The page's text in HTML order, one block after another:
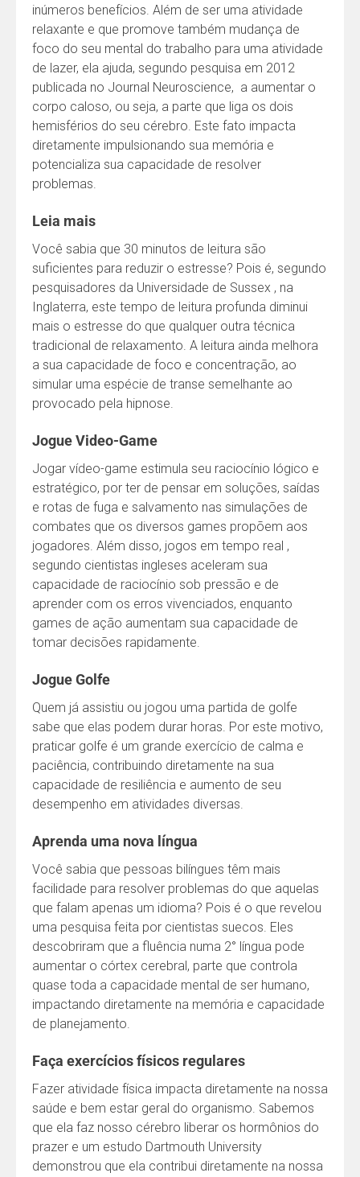
inúmeros benefícios. Além de ser uma atividade
relaxante e que promove também mudança de
foco do seu mental do trabalho para uma atividade
de lazer, ela ajuda, segundo pesquisa em 2012
publicada no Journal Neuroscience, a aumentar o
corpo caloso, ou seja, a parte que liga os dois
hemisférios do seu cérebro. Este fato impacta
diretamente impulsionando sua memória e
potencializa sua capacidade de resolver
problemas.
Leia mais
Você sabia que 30 minutos de leitura são
suficientes para reduzir o estresse? Pois é, segundo
pesquisadores da Universidade de Sussex , na
Inglaterra, este tempo de leitura profunda diminui
mais o estresse do que qualquer outra técnica
tradicional de relaxamento. A leitura ainda melhora
a sua capacidade de foco e concentração, ao
simular uma espécie de transe semelhante ao
provocado pela hipnose.
Jogue Video-Game
Jogar vídeo-game estimula seu raciocínio lógico e
estratégico, por ter de pensar em soluções, saídas
e rotas de fuga e salvamento nas simulações de
combates que os diversos games propõem aos
jogadores. Além disso, jogos em tempo real ,
segundo cientistas ingleses aceleram sua
capacidade de raciocínio sob pressão e de
aprender com os erros vivenciados, enquanto
games de ação aumentam sua capacidade de
tomar decisões rapidamente.
Jogue Golfe
Quem já assistiu ou jogou uma partida de golfe
sabe que elas podem durar horas. Por este motivo,
praticar golfe é um grande exercício de calma e
paciência, contribuindo diretamente na sua
capacidade de resiliência e aumento de seu
desempenho em atividades diversas.
Aprenda uma nova língua
Você sabia que pessoas bilíngues têm mais
facilidade para resolver problemas do que aquelas
que falam apenas um idioma? Pois é o que revelou
uma pesquisa feita por cientistas suecos. Eles
descobriram que a fluência numa 2° língua pode
aumentar o córtex cerebral, parte que controla
quase toda a capacidade mental de ser humano,
impactando diretamente na memória e capacidade
de planejamento.
Faça exercícios físicos regulares
Fazer atividade física impacta diretamente na nossa
saúde e bem estar geral do organismo. Sabemos
que ela faz nosso cérebro liberar os hormônios do
prazer e um estudo Dartmouth University
demonstrou que ela contribui diretamente na nossa